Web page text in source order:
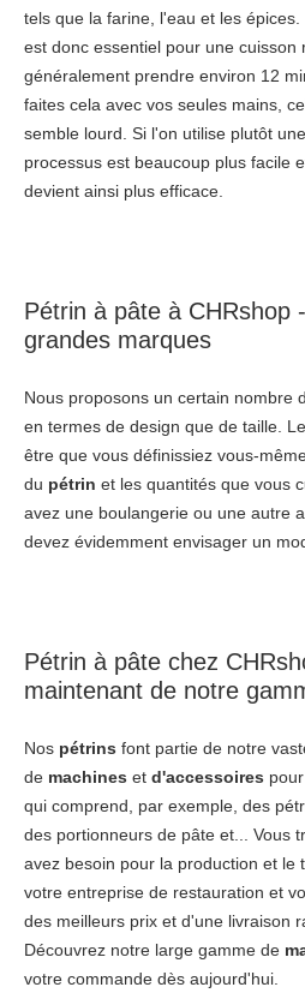
tels que la farine, l'eau et les
est donc essentiel pour une cuisson
généralement prendre environ 12
faites cela avec vos seules mains,
semble lourd. Si l'on utilise plutôt une
processus est beaucoup plus facile
devient ainsi plus efficace.
Pétrin à pâte à CHRshop
grandes marques
Nous proposons un certain nombre
en termes de design que de taille.
être que vous définissiez vous-
du pétrin et les quantités que vous
avez une boulangerie ou une autre
devez évidemment envisager un
Pétrin à pâte chez
maintenant de notre
Nos pétrins font partie de notre
de machines et d'accessoires
qui comprend, par exemple, des
des portionneurs de pâte et... Vous
avez besoin pour la production et le
votre entreprise de restauration et
des meilleurs prix et d'une livraison
Découvrez notre large gamme de
votre commande dès aujourd'hui.